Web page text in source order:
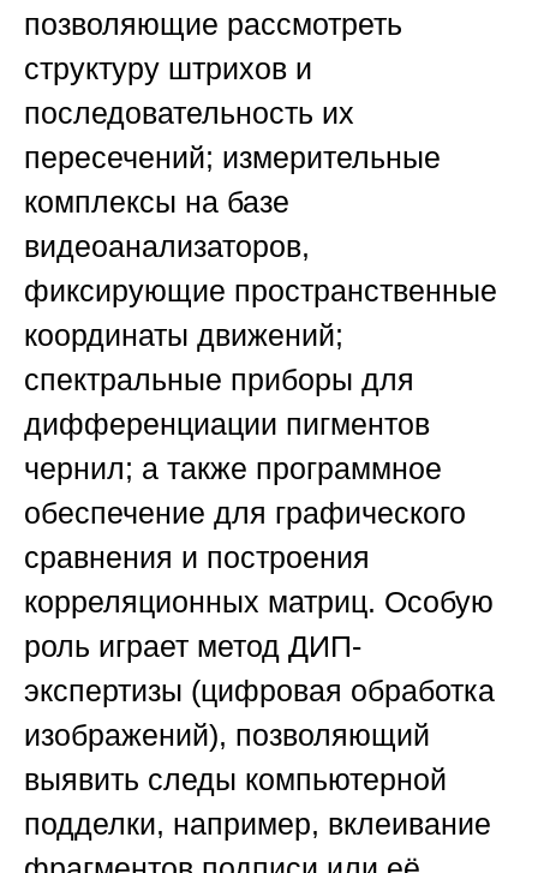
позволяющие рассмотреть
структуру штрихов и
последовательность их
пересечений; измерительные
комплексы на базе
видеоанализаторов,
фиксирующие пространственные
координаты движений;
спектральные приборы для
дифференциации пигментов
чернил; а также программное
обеспечение для графического
сравнения и построения
корреляционных матриц. Особую
роль играет метод ДИП-
экспертизы (цифровая обработка
изображений), позволяющий
выявить следы компьютерной
подделки, например, вклеивание